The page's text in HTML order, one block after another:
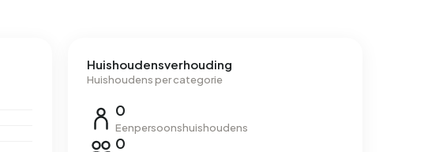
Huishoudensverhouding
Huishoudens per categorie
0
Eenpersoonshuishoudens
0